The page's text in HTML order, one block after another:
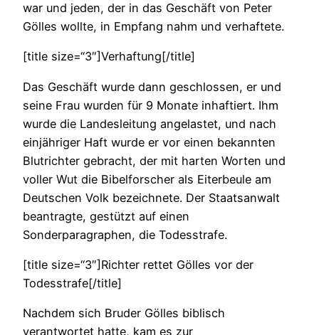
war und jeden, der in das Geschäft von Peter
Gölles wollte, in Empfang nahm und verhaftete.
[title size=“3″]Verhaftung[/title]
Das Geschäft wurde dann geschlossen, er und
seine Frau wurden für 9 Monate inhaftiert. Ihm
wurde die Landesleitung angelastet, und nach
einjähriger Haft wurde er vor einen bekannten
Blutrichter gebracht, der mit harten Worten und
voller Wut die Bibelforscher als Eiterbeule am
Deutschen Volk bezeichnete. Der Staatsanwalt
beantragte, gestützt auf einen
Sonderparagraphen, die Todesstrafe.
[title size=“3″]Richter rettet Gölles vor der
Todesstrafe[/title]
Nachdem sich Bruder Gölles biblisch
verantwortet hatte, kam es zur